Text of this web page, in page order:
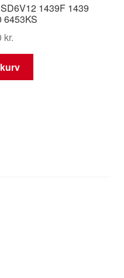
1439F 1439
6453KS
kr.